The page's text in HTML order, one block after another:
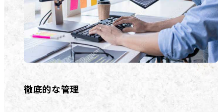
徹底的な管理